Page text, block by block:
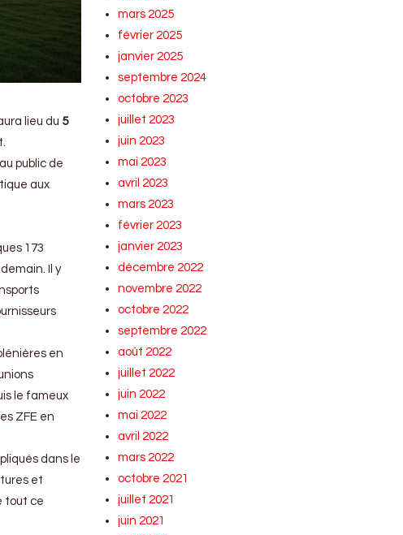
lieu du 5
public de
aux
173
Il y
en
le fameux
ZFE en
dans le
et
tout ce
mars 2025
février 2025
janvier 2025
septembre 2024
octobre 2023
juillet 2023
juin 2023
mai 2023
avril 2023
mars 2023
février 2023
janvier 2023
décembre 2022
novembre 2022
octobre 2022
septembre 2022
août 2022
juillet 2022
juin 2022
mai 2022
avril 2022
mars 2022
octobre 2021
juillet 2021
juin 2021